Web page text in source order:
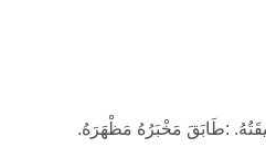
:طَابَقَ مَخْبَرُهُ مَظْهَرَهُ.